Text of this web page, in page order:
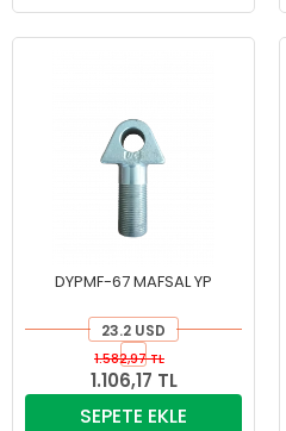
DYPMF-67 MAFSAL YP
23.2 USD
1.106,17 TL
1.582,97 TL
SEPETE EKLE